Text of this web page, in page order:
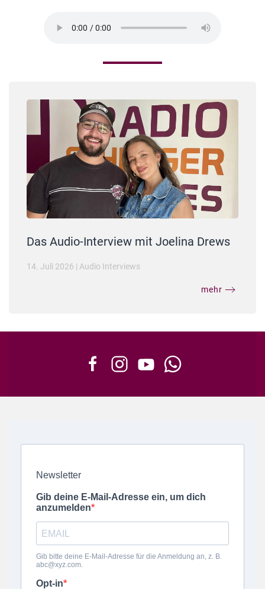
Das Audio-Interview mit Joelina Drews
14. Juli 2026 | Audio Interviews
mehr